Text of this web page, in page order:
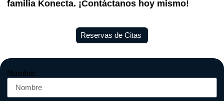
familia Konecta. ¡Contáctanos hoy mismo!
Reservas de Citas
Nombre